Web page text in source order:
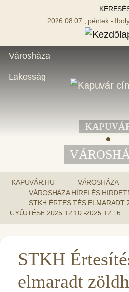
2026.08.07., péntek -
Városháza
Lakosság
KAPUVÁR.HU
VÁROSHÁZA
VÁROSHÁZA HÍREI ÉS
STKH ÉRTESÍTÉS ELMARADT
GYŰJTÉSE 2025.12.10.-2025.12.16.
STKH
elmaradt